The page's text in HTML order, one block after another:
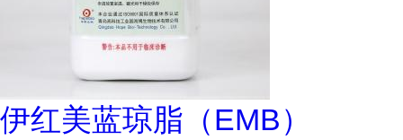
伊红美蓝琼脂（EMB）